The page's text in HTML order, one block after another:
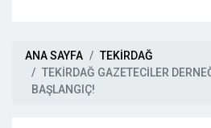
ANA SAYFA
TEKİRDAĞ
TEKİRDAĞ GAZETECİLER
BAŞLANGIÇ!